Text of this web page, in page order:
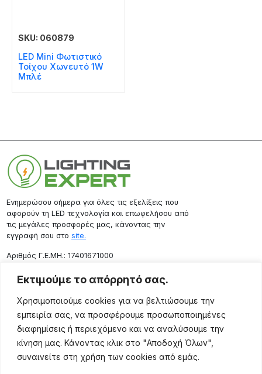
Εκτιμούμε το απόρρητό σας.
Χρησιμοποιούμε cookies για να βελτιώσουμε την
εμπειρία σας, να προσφέρουμε προσωποποιημένες
διαφημίσεις ή περιεχόμενο και να αναλύσουμε την
κίνηση μας. Κάνοντας κλικ στο "Αποδοχή Όλων",
συναινείτε στη χρήση των cookies από εμάς.
SKU: 060879
LED Mini Φωτιστικό
Τοίχου Χωνευτό 1W
Μπλέ
Ενημερώσου σήμερα για όλες τις εξελίξεις που
αφορούν τη LED τεχνολογία και επωφελήσου από
τις μεγάλες προσφορές μας, κάνοντας την
εγγραφή σου στο site.
Aριθμός Γ.Ε.ΜΗ.: 17401671000
Επικοινωνία
Ρόδου 133, Αθήνα 10443
(+30) 211 725 5427
sales@lightingexpert.gr